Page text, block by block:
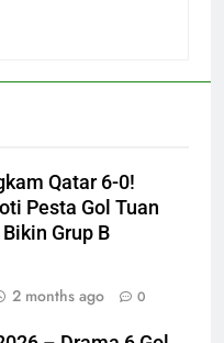
Qatar 6-0!
Pesta Gol Tuan
Grup B
2 months ago 0